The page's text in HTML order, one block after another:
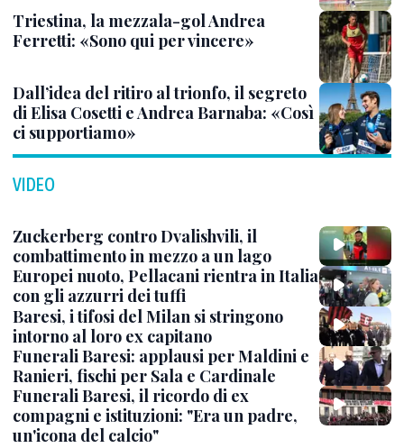
Triestina, la mezzala-gol Andrea
Ferretti: «Sono qui per vincere»
Dall’idea del ritiro al trionfo, il segreto
di Elisa Cosetti e Andrea Barnaba: «Così
ci supportiamo»
VIDEO
Zuckerberg contro Dvalishvili, il
combattimento in mezzo a un lago
Europei nuoto, Pellacani rientra in Italia
con gli azzurri dei tuffi
Baresi, i tifosi del Milan si stringono
intorno al loro ex capitano
Funerali Baresi: applausi per Maldini e
Ranieri, fischi per Sala e Cardinale
Funerali Baresi, il ricordo di ex
compagni e istituzioni: "Era un padre,
un'icona del calcio"